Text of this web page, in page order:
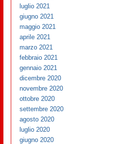
luglio 2021
giugno 2021
maggio 2021
aprile 2021
marzo 2021
febbraio 2021
gennaio 2021
dicembre 2020
novembre 2020
ottobre 2020
settembre 2020
agosto 2020
luglio 2020
giugno 2020